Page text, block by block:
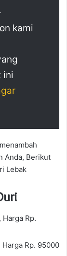
kami
ini
Anda, Berikut
Lebak
Rp.
Rp. 95000